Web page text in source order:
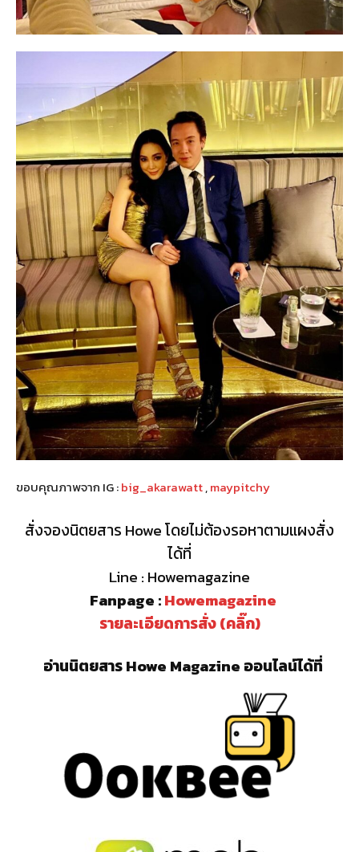
ขอบคุณภาพจาก IG :big_akarawatt,maypitchy
สั่งจองนิตยสาร Howe โดยไม่ต้องรอหาตามแผงสั่ง
ได้ที่
Line : Howemagazine
Fanpage :Howemagazine
รายละเอียดการสั่ง (คลิ๊ก)
อ่านนิตยสาร Howe Magazine ออนไลน์ได้ที่